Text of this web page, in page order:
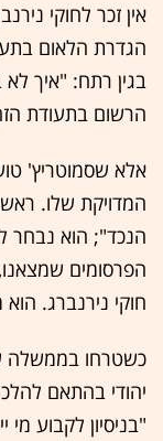
אין זכר לחוקי
הגדרת הלאום
בגין רתח: "איך
הרשום בתעודת
אלא שסמוטריץ'
המדויקת שלו.
הפרסומים
חוקי נירנברג.
כשטרחו בממשלה
יהודי בהתאם
"בניסיון לקבוע